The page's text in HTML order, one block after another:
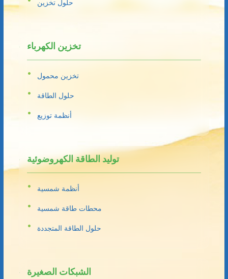
حلول تخزين
تخزين الكهرباء
تخزين محمول
حلول الطاقة
أنظمة توزيع
توليد الطاقة الكهروضوئية
أنظمة شمسية
محطات طاقة شمسية
حلول الطاقة المتجددة
الشبكات الصغيرة